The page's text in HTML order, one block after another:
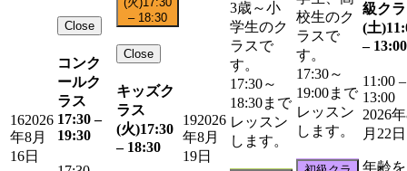
162026
年8月
16日
Close
コンク
ールク
ラス
17:30 –
19:30
– 18:30
Close
キッズク
ラス
(火)17:30
– 18:30
192026
年8月
19日
3歳～小
学生のク
ラスで
す。
17:30～
18:30まで
レッスン
します。
校生のク
ラスで
す。
17:30～
19:00まで
レッスン
します。
級ク
(土)
– 13:00
11:00 –
13:00
2026
月22日
年齢